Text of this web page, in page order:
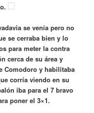
se venía pero no
se cerraba bien y lo
para meter la contra
cerca de su área y
Comodoro y habilitaba
corría viendo en su
iba para el 7 bravo
poner el 3×1.